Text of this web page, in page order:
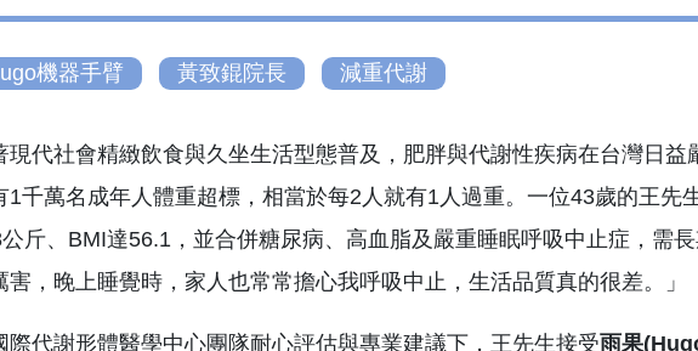
機器手臂 黃致錕院長 減重代謝
社會精緻飲食與久坐生活型態普及，肥胖與代謝性疾病在台灣日益
1千萬名成年人體重超標，相當於每2人就有1人過重。一位43歲的王先
斤、BMI達56.1，並合併糖尿病、高血脂及嚴重睡眠呼吸中止症，需
害，晚上睡覺時，家人也常常擔心我呼吸中止，生活品質真的很差。」
謝形體醫學中心團隊耐心評估與專業建議下，王先生接受雨果